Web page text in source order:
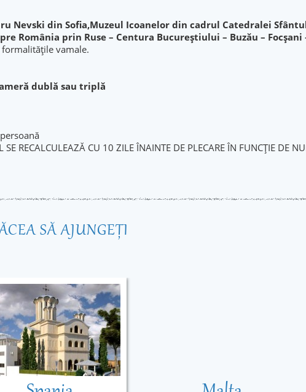
Nevski din Sofia,Muzeul Icoanelor din cadrul Catedralei
România prin Ruse – Centura Bucureștiului – Buzău –
vamale.
dublă sau triplă
RECALCULEAZĂ CU 10 ZILE ÎNAINTE DE PLECARE ÎN FUNCȚIE DE
SĂ AJUNGEŢI